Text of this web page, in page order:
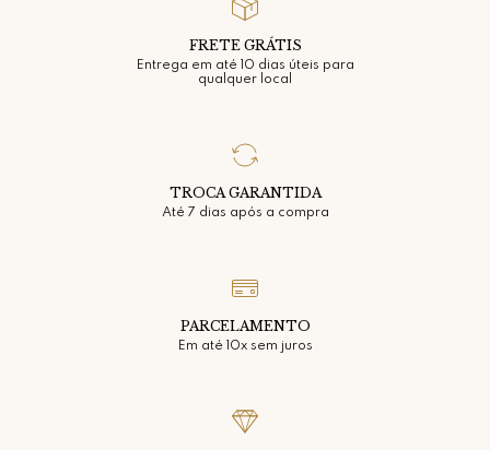
FRETE GRÁTIS
Entrega em até 10 dias úteis para
qualquer local
TROCA GARANTIDA
Até 7 dias após a compra
PARCELAMENTO
Em até 10x sem juros